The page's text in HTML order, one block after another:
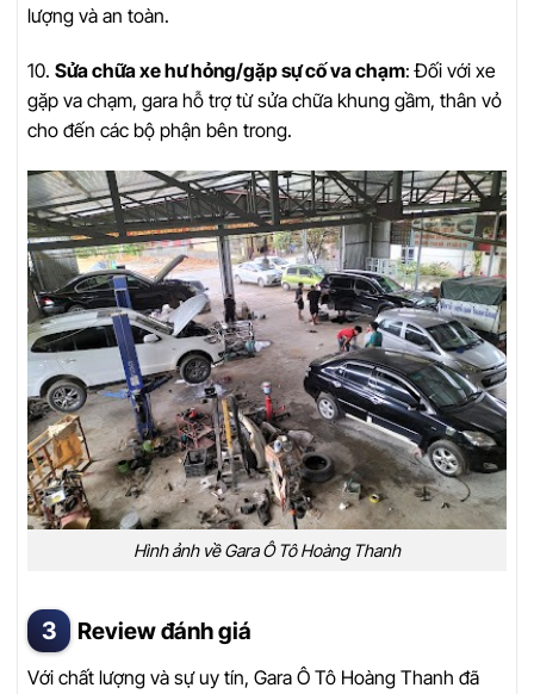
lượng và an toàn.
10. Sửa chữa xe hư hỏng/gặp sự cố va chạm: Đối với xe
gặp va chạm, gara hỗ trợ từ sửa chữa khung gầm, thân vỏ
cho đến các bộ phận bên trong.
Hình ảnh về Gara Ô Tô Hoàng Thanh
Review đánh giá
Với chất lượng và sự uy tín, Gara Ô Tô Hoàng Thanh đã